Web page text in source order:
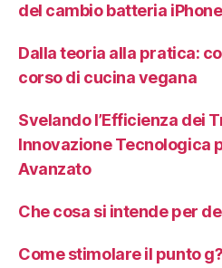
del cambio batteria
Dalla teoria alla pratica:
corso di cucina vegana
Svelando l’Efficienza dei
Innovazione Tecnologica
Avanzato
Che cosa si intende per
Come stimolare il punto